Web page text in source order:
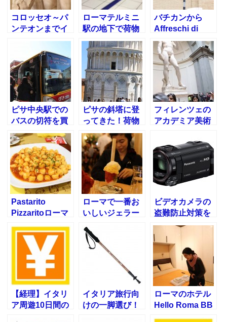
コロッセオ～パ
ンテオンまでイ
タリア観光2日
ローマテルミニ
駅の地下で荷物
スーツケースを
預けました
バチカンから
Affreschi di
Raffaelloファル
ネジーナ荘への
行き方
ピサ中央駅での
バスの切符を買
い方！240分券
を買った
ピサの斜塔に登
ってきた！荷物
を預けて上に登
ります
フィレンツェの
アカデミア美術
した
Pastarito
Pizzaritoローマ
テルミニ駅の近
くのおすすめレ
ストラン
ローマで一番お
いしいジェラー
ビデオカメラの
盗難防止対策を
考える[ヨーロッ
パ旅行]
【経理】イタリ
ア周遊10日間の
イタリア旅行向
けの一脚選び！
ローマのホテル
Hello Roma BB
に泊まる